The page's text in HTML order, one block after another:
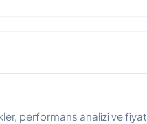
performans analizi ve fiyat